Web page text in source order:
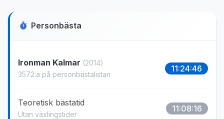
Personbästa
Ironman Kalmar (2014)
3572:a på personbästalistan
11:24:46
Teoretisk bästatid
Utan växlingstider
11:08:16